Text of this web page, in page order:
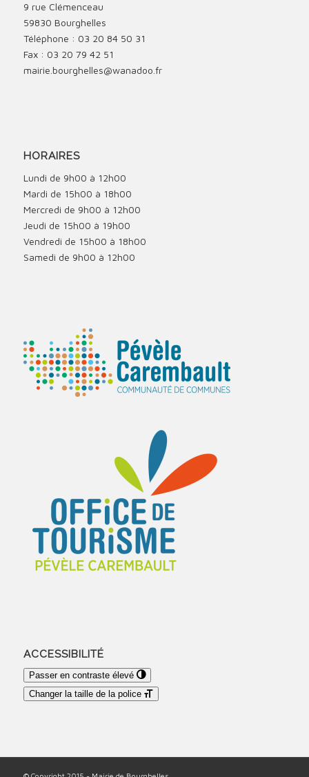
9 rue Clémenceau
59830 Bourghelles
Téléphone : 03 20 84 50 31
Fax : 03 20 79 42 51
mairie.bourghelles@wanadoo.fr
HORAIRES
Lundi de 9h00 à 12h00
Mardi de 15h00 à 18h00
Mercredi de 9h00 à 12h00
Jeudi de 15h00 à 19h00
Vendredi de 15h00 à 18h00
Samedi de 9h00 à 12h00
ACCESSIBILITÉ
Passer en contraste élevé
Changer la taille de la police